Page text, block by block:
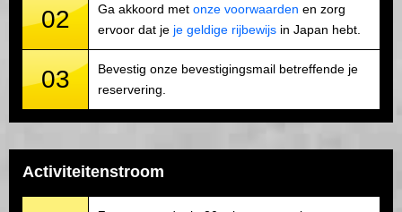
02 Ga akkoord met onze voorwaarden en zorg
ervoor dat je je geldige rijbewijs in Japan hebt.
03
Bevestig onze bevestigingsmail betreffende je
reservering.
Activiteitenstroom